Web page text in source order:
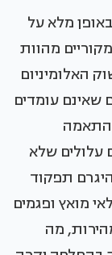
מלא על
מהוות
האלומיניום
שאינם עומדים
התאמה
עלולים שלא
תפקוד
מואץ ופגמים
מה